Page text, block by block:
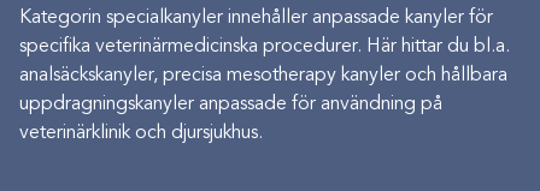
Kategorin specialkanyler innehåller anpassade kanyler för
specifika veterinärmedicinska procedurer. Här hittar du bl.a.
analsäckskanyler, precisa mesotherapy kanyler och hållbara
uppdragningskanyler anpassade för användning på
veterinärklinik och djursjukhus.